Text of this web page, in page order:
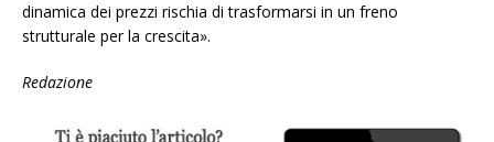
dinamica dei prezzi rischia di trasformarsi in un freno
strutturale per la crescita».
Redazione